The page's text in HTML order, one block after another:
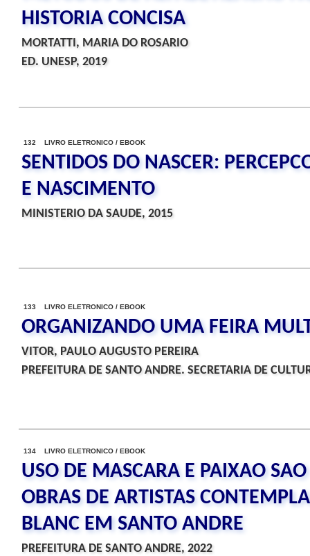
HISTORIA CONCISA
MORTATTI, MARIA DO ROSARIO
ED. UNESP, 2019
132 LIVRO ELETRONICO / EBOOK
SENTIDOS DO NASCER:
E NASCIMENTO
MINISTERIO DA SAUDE, 2015
133 LIVRO ELETRONICO / EBOOK
ORGANIZANDO UMA FEIRA
VITOR, PAULO AUGUSTO PEREIRA
PREFEITURA DE SANTO ANDRE. SECRETARIA DE
134 LIVRO ELETRONICO / EBOOK
USO DE MASCARA E PAIXAO
OBRAS DE ARTISTAS
BLANC EM SANTO ANDRE
PREFEITURA DE SANTO ANDRE, 2022